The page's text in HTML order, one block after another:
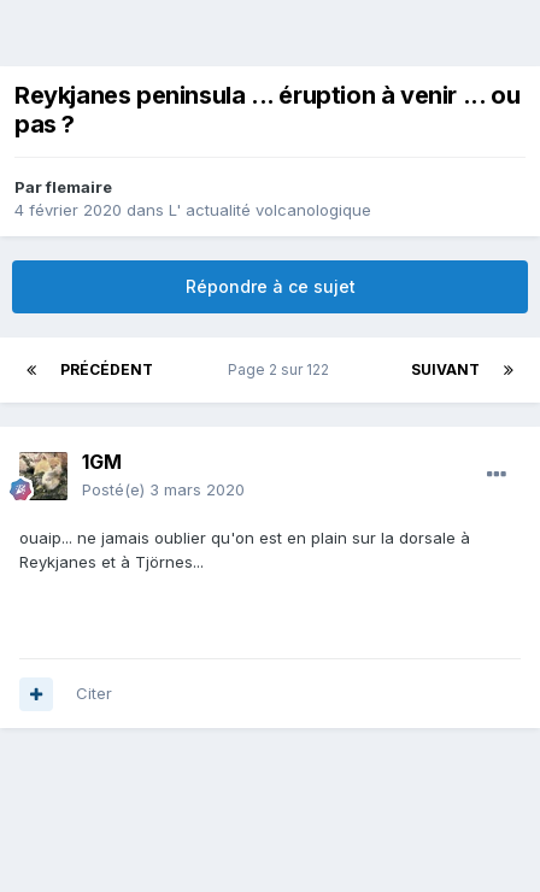
Reykjanes peninsula ... éruption à venir ... ou
pas ?
Parflemaire
4 février 2020 dans L' actualité volcanologique
Répondre à ce sujet
PRÉCÉDENT SUIVANT
Page 2 sur 122
1GM
Posté(e) 3 mars 2020
ouaip... ne jamais oublier qu'on est en plain sur la dorsale à
Reykjanes et à Tjörnes...
Citer